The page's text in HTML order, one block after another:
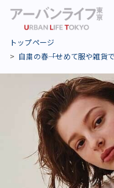
トップページ
自粛の春――「せめて服や雑